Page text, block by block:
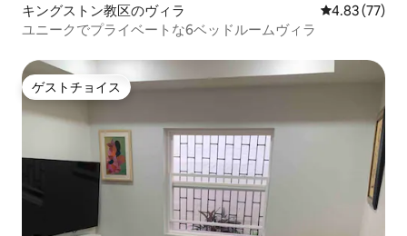
キングストン教区のヴィラ レビュー77
4.83 (77)
ユニークでプライベートな6ベッドルームヴィラ
ゲストチョイス
ゲストチョイス